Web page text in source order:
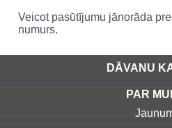
Veicot pasūtījumu jānorāda
numurs.
DĀVANU
PAR